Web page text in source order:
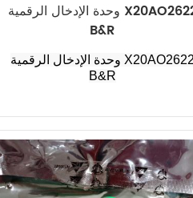
وحدة الإدخال الرقمية X20AO2622
B&R
وحدة الإدخال الرقمية X20AO2622
B&R